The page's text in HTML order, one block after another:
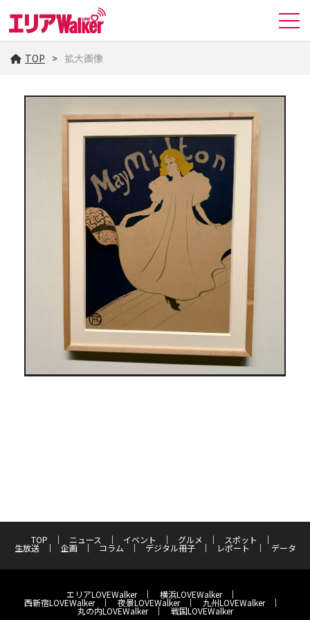
TOP 拡大画像
TOP ニュース イベント グルメ スポット
生放送 企画 コラム デジタル冊子 レポート データ
エリアLOVEWalker 横浜LOVEWalker
西新宿LOVEWalker 夜景LOVEWalker 九州LOVEWalker
丸の内LOVEWalker
戦国LOVEWalker